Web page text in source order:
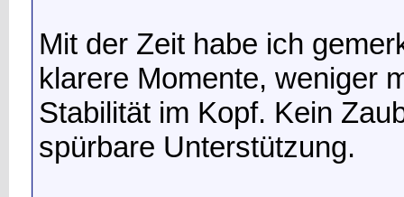
Mit der Zeit habe ich
klarere Momente, weniger
Stabilität im Kopf. Kein
spürbare Unterstützung.